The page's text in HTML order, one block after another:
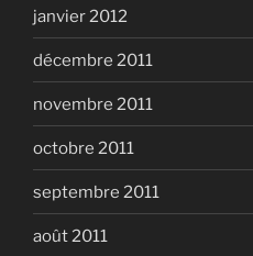
janvier 2012
décembre 2011
novembre 2011
octobre 2011
septembre 2011
août 2011